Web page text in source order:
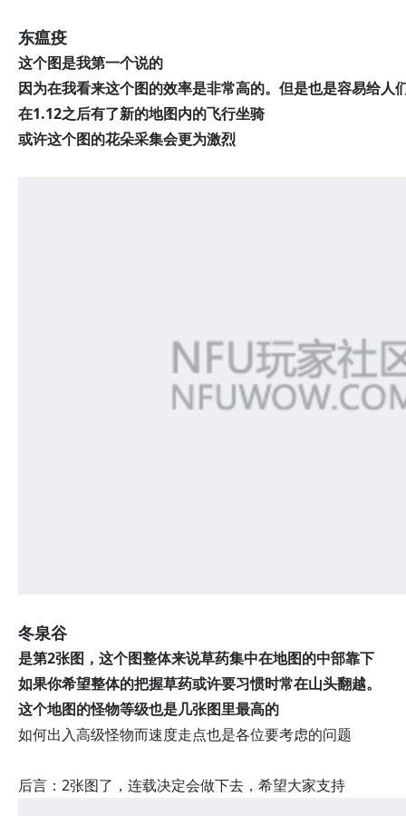
东瘟疫
这个图是我第一个说的
因为在我看来这个图的效率是非常高的。但是也是容易给人
在1.12之后有了新的地图内的飞行坐骑
或许这个图的花朵采集会更为激烈
冬泉谷
是第2张图，这个图整体来说草药集中在地图的中部靠下
如果你希望整体的把握草药或许要习惯时常在山头翻越。
这个地图的怪物等级也是几张图里最高的
如何出入高级怪物而速度走点也是各位要考虑的问题
后言：2张图了，连载决定会做下去，希望大家支持